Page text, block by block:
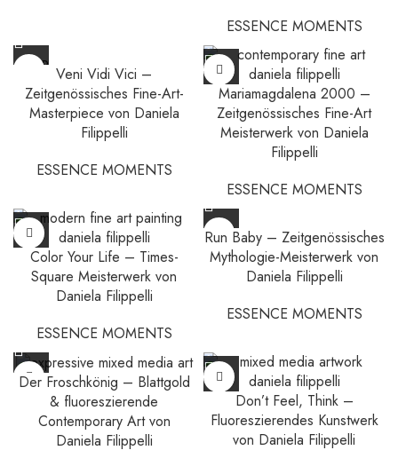
ESSENCE MOMENTS
SOLD
Veni Vidi Vici –
Zeitgenössisches Fine-Art-
Masterpiece von Daniela
Filippelli
ESSENCE MOMENTS
Mariamagdalena 2000 –
Zeitgenössisches Fine-Art
Meisterwerk von Daniela
Filippelli
ESSENCE MOMENTS
Color Your Life – Times-
Square Meisterwerk von
Daniela Filippelli
ESSENCE MOMENTS
Run Baby – Zeitgenössisches
Mythologie-Meisterwerk von
Daniela Filippelli
ESSENCE MOMENTS
Der Froschkönig – Blattgold
& fluoreszierende
Contemporary Art von
Daniela Filippelli
Don’t Feel, Think –
Fluoreszierendes Kunstwerk
von Daniela Filippelli